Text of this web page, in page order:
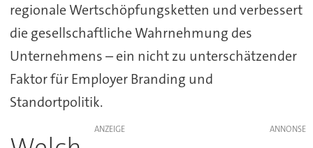
regionale Wertschöpfungsketten und verbessert
die gesellschaftliche Wahrnehmung des
Unternehmens – ein nicht zu unterschätzender
Faktor für Employer Branding und
Standortpolitik.
ANZEIGE